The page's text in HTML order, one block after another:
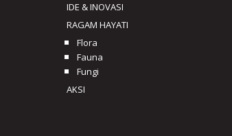
IDE & INOVASI
RAGAM HAYATI
Flora
Fauna
Fungi
AKSI